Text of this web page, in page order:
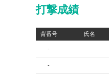
打撃成績
背番号 氏名
-
-